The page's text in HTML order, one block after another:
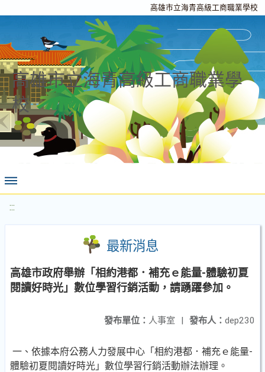
高雄市立海青高級工商職業學校
高雄市立海青高級工商職業學
校
:::
最新消息
高雄市政府舉辦「相約港都．補充ｅ能量-體驗初夏
閱讀好時光」數位學習行銷活動，請踴躍參加。
發布人： dep230
發布單位： 人事室 |
一、依據本府公務人力發展中心「相約港都．補充ｅ能量-
體驗初夏閱讀好時光」數位學習行銷活動辦法辦理。